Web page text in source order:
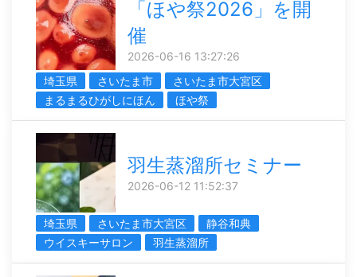
「ほや祭2026」を開
催
2026-06-16 13:27:26
埼玉県
さいたま市
さいたま市大宮区
まるまるひがしにほん
ほや祭
羽生蒸溜所セミナー
2026-06-12 11:52:37
埼玉県 さいたま市大宮区
静谷和典
ウイスキーサロン
羽生蒸溜所